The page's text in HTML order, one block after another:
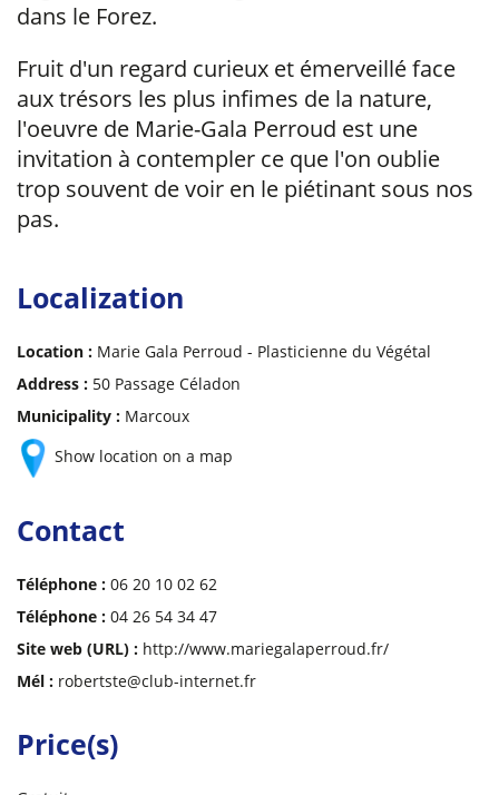
dans le Forez.
Fruit d'un regard curieux et émerveillé face
aux trésors les plus infimes de la nature,
l'oeuvre de Marie-Gala Perroud est une
invitation à contempler ce que l'on oublie
trop souvent de voir en le piétinant sous nos
pas.
Localization
Location : Marie Gala Perroud - Plasticienne du Végétal
Address : 50 Passage Céladon
Municipality : Marcoux
Show location on a map
Contact
Téléphone : 06 20 10 02 62
Téléphone : 04 26 54 34 47
Site web (URL) : http://www.mariegalaperroud.fr/
Mél : robertste@club-internet.fr
Price(s)